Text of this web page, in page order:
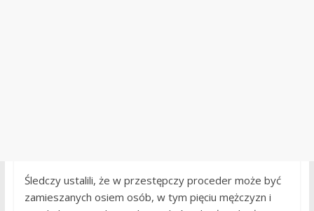
Śledczy ustalili, że w przestępczy proceder może być
zamieszanych osiem osób, w tym pięciu mężczyzn i